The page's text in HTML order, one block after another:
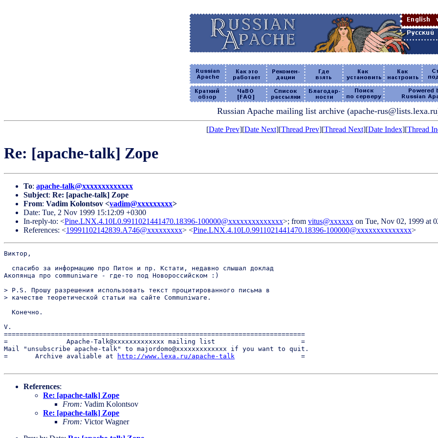
Russian Apache mailing list archive (apache-
[Date Prev][Date Next][Thread Prev][Thread Next][Date Index][Thread
Re: [apache-talk] Zope
To: apache-talk@xxxxxxxxxxxxx
Subject: Re: [apache-talk] Zope
From: Vadim Kolontsov <vadim@xxxxxxxxx>
Date: Tue, 2 Nov 1999 15:12:09 +0300
In-reply-to: <Pine.LNX.4.10L0.9911021441470.18396-100000@xxxxxxxxxxxxxx>; from vitus@xxxxxx on Tue, Nov 02, 1999 at
References: <19991102142839.A746@xxxxxxxxx> <Pine.LNX.4.10L0.9911021441470.18396-100000@xxxxxxxxxxxxxx>
Виктор,
  спасибо за информацию про Питон и пр. Кстати, недавно слышал доклад
Акопянца про communiware - где-то под Новороссийском :)
> P.S. Прошу разрешения использовать текст процитированного письма в
> качестве теоретической статьи на сайте Communiware.
  Конечно.
V.
=============================================================================
=               Apache-Talk@xxxxxxxxxxxxx mailing list                      =
Mail "unsubscribe apache-talk" to majordomo@xxxxxxxxxxxxx if you want to quit.
=       Archive avaliable at
http://www.lexa.ru/apache-talk
                 =
References:
Re: [apache-talk] Zope
From: Vadim Kolontsov
Re: [apache-talk] Zope
From: Victor Wagner